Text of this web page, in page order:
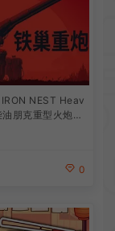
NEST Heav
朋克重型火炮游
0